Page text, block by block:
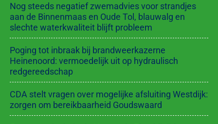
Nog steeds negatief zwemadvies voor strandjes
aan de Binnenmaas en Oude Tol, blauwalg en
slechte waterkwaliteit blijft probleem
Poging tot inbraak bij brandweerkazerne
Heinenoord: vermoedelijk uit op hydraulisch
redgereedschap
CDA stelt vragen over mogelijke afsluiting Westdijk:
zorgen om bereikbaarheid Goudswaard